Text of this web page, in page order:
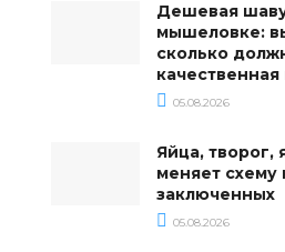
Дешевая
мышеловке:
сколько
05.08.2026
Яйца, творог,
меняет схему
заключенных
05.08.2026